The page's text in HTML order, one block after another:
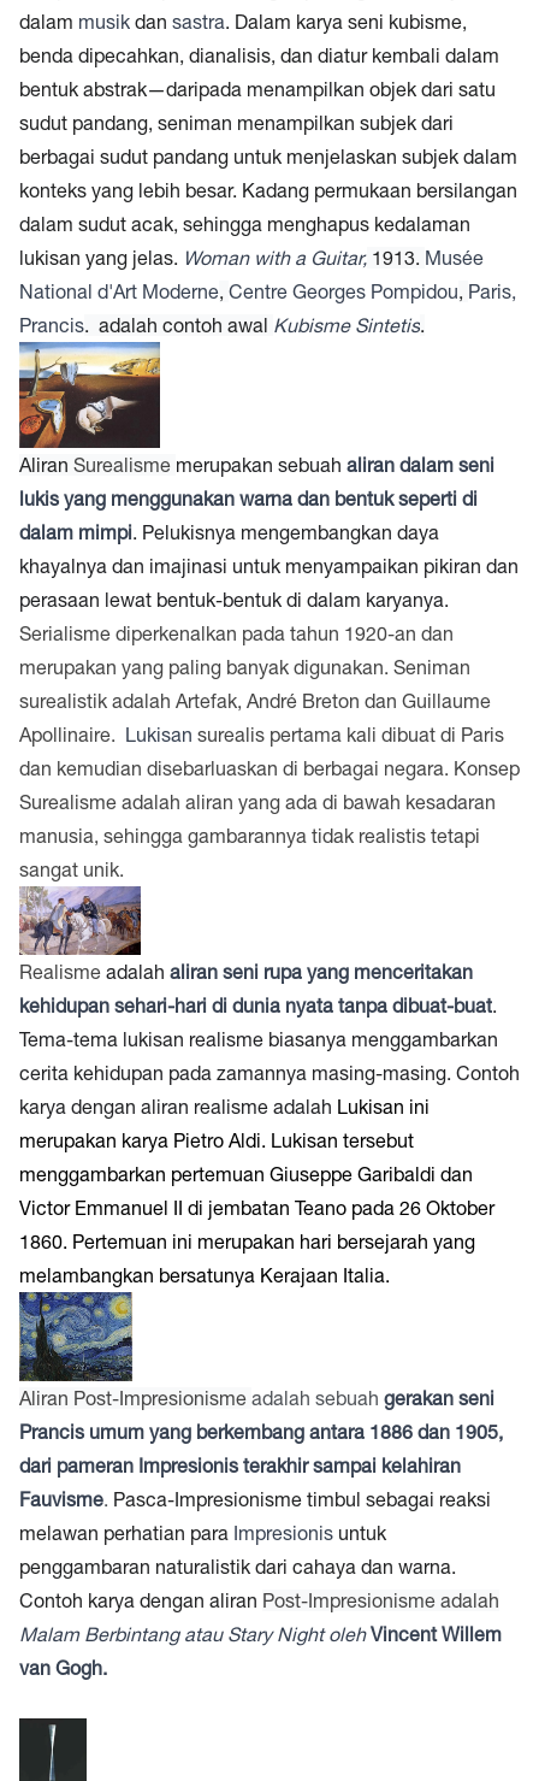
dalam musik dan sastra. Dalam karya seni kubisme,
benda dipecahkan, dianalisis, dan diatur kembali dalam
bentuk abstrak—daripada menampilkan objek dari satu
sudut pandang, seniman menampilkan subjek dari
berbagai sudut pandang untuk menjelaskan subjek dalam
konteks yang lebih besar. Kadang permukaan bersilangan
dalam sudut acak, sehingga menghapus kedalaman
lukisan yang jelas. Woman with a Guitar, 1913. Musée
National d'Art Moderne, Centre Georges Pompidou, Paris,
Prancis. adalah contoh awal Kubisme Sintetis.
Aliran Surealisme merupakan sebuah aliran dalam seni
lukis yang menggunakan warna dan bentuk seperti di
dalam mimpi. Pelukisnya mengembangkan daya
khayalnya dan imajinasi untuk menyampaikan pikiran dan
perasaan lewat bentuk-bentuk di dalam karyanya.
Serialisme diperkenalkan pada tahun 1920-an dan
merupakan yang paling banyak digunakan. Seniman
surealistik adalah Artefak, André Breton dan Guillaume
Apollinaire. Lukisan surealis pertama kali dibuat di Paris
dan kemudian disebarluaskan di berbagai negara. Konsep
Surealisme adalah aliran yang ada di bawah kesadaran
manusia, sehingga gambarannya tidak realistis tetapi
sangat unik.
Realisme adalah aliran seni rupa yang menceritakan
kehidupan sehari-hari di dunia nyata tanpa dibuat-buat.
Tema-tema lukisan realisme biasanya menggambarkan
cerita kehidupan pada zamannya masing-masing. Contoh
karya dengan aliran realisme adalah Lukisan ini
merupakan karya Pietro Aldi. Lukisan tersebut
menggambarkan pertemuan Giuseppe Garibaldi dan
Victor Emmanuel II di jembatan Teano pada 26 Oktober
1860. Pertemuan ini merupakan hari bersejarah yang
melambangkan bersatunya Kerajaan Italia.
Aliran Post-Impresionisme adalah sebuah gerakan seni
Prancis umum yang berkembang antara 1886 dan 1905,
dari pameran Impresionis terakhir sampai kelahiran
Fauvisme. Pasca-Impresionisme timbul sebagai reaksi
melawan perhatian para Impresionis untuk
penggambaran naturalistik dari cahaya dan warna.
Contoh karya dengan aliran Post-Impresionisme adalah
Malam Berbintangatau Stary Night olehVincent Willem
van Gogh.